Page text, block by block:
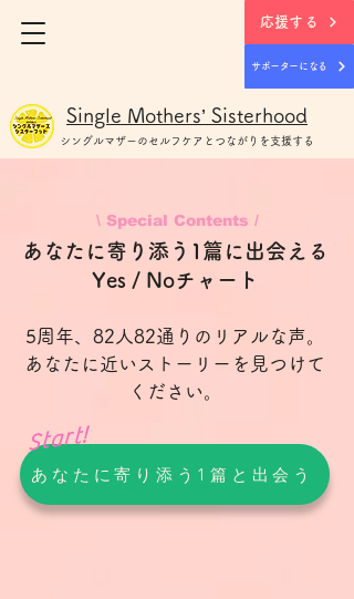
応援する
サポーターになる
Single Mothers’ Sisterhood
シングルマザー のセルフケアとつながりを支援する
\ Special Contents /
あなたに寄り添う1篇に出会える
Yes / Noチャート
5周年、82人82通りのリアルな声。
あなたに近いストーリーを見つけて
ください。
あなたに寄り添う1篇と出会う
Start!